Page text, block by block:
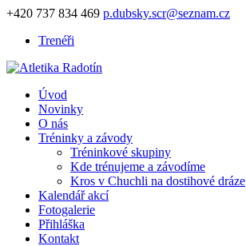
+420 737 834 469 p.dubsky.scr@seznam.cz
Trenéři
Úvod
Novinky
O nás
Tréninky a závody
Tréninkové skupiny
Kde trénujeme a závodíme
Kros v Chuchli na dostihové dráze
Kalendář akcí
Fotogalerie
Přihláška
Kontakt